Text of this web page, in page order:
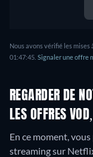
Nous avons vérifié les mises
01:47:45. Signaler une offre
REGARDER DE
LES OFFRES
En ce moment,
streaming sur